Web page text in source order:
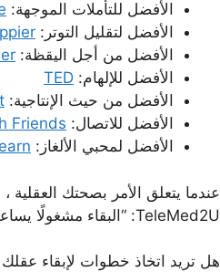
الأفضل للتأملات الموجهة:
الأفضل لتقليل التوتر:
الأفضل من أجل اليقظة:
الأفضل للإلهام: TED
الأفضل من حيث الإنتاجية:
الأفضل للاتصال: Friends
الأفضل لمحبي الألغاز:
عندما يتعلق الأمر بصحتك
TeleMed2U: “البقاء مشغولًا يساعدنا على التركيز على ما هو موجود الآن ، ويصرف انتباهنا عن مخاوفنا”.
هل تريد اتخاذ خطوات لإبقاء عقلك